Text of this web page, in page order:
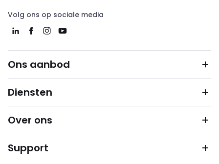
Volg ons op sociale media
Ons aanbod
Diensten
Over ons
Support